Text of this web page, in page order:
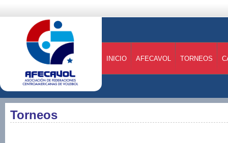
INICIO AFECAVOL TORNEOS
Torneos